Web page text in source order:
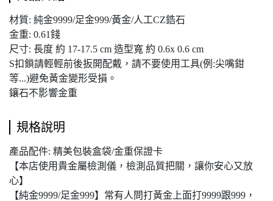
材質: 純金9999/足金999/黃金/人工CZ鋯石
金重: 0.61錢
尺寸: 長度 約 17-17.5 cm 造型寬 約 0.6x 0.6 cm
S扣鎖請輕輕前後扳開配戴，請不要使用工具(例:尖嘴鉗
等...)避免黃金變形受損。
鑲石不影響金重
規格說明
產品配件: 精美包裝盒袋/金重保證卡
【本店使用貴金屬檢測儀，檢測品質把關，讓你安心又放
心】
【純金9999/足金999】常有人問打黃金上面打9999跟999，